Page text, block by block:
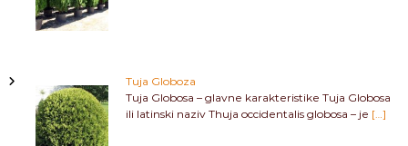
Tuja Globoza
Tuja Globosa – glavne karakteristike Tuja Globosa
ili latinski naziv Thuja occidentalis globosa – je […]